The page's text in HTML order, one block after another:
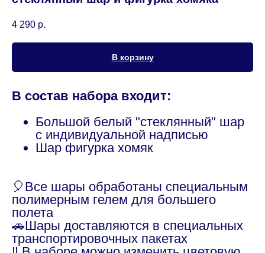
4 290 р.
В корзину
В состав набора входит:
Большой белый "стеклянный" шар
с индивидуальной надписью
Шар фигурка хомяк
🎈Все шары обработаны специальным
полимерным гелем для большего
полета
🚗Шары доставляются в специальных
транспортировочных пакетах